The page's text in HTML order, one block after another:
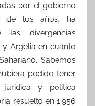
por el gobierno
de los años, ha
las divergencias
Argelia en cuànto
Sabemos
podido tener
y politica
resuelto en 1.956